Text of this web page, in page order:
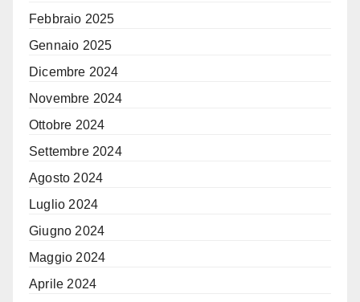
Febbraio 2025
Gennaio 2025
Dicembre 2024
Novembre 2024
Ottobre 2024
Settembre 2024
Agosto 2024
Luglio 2024
Giugno 2024
Maggio 2024
Aprile 2024